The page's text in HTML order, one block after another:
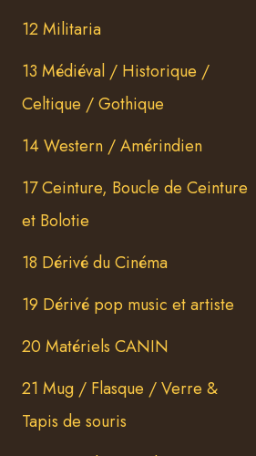
12 Militaria
13 Médiéval / Historique /
Celtique / Gothique
14 Western / Amérindien
17 Ceinture, Boucle de Ceinture
et Bolotie
18 Dérivé du Cinéma
19 Dérivé pop music et artiste
20 Matériels CANIN
21 Mug / Flasque / Verre &
Tapis de souris